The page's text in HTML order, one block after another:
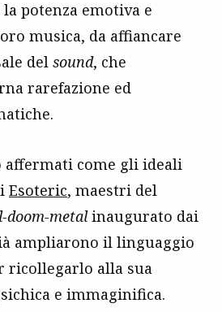
potenza emotiva e
musica, da affiancare
del sound, che
rarefazione ed
affermati come gli ideali
Esoteric, maestri del
doom-metalinaugurato dai
ampliarono il linguaggio
ricollegarlo alla sua
e immaginifica.